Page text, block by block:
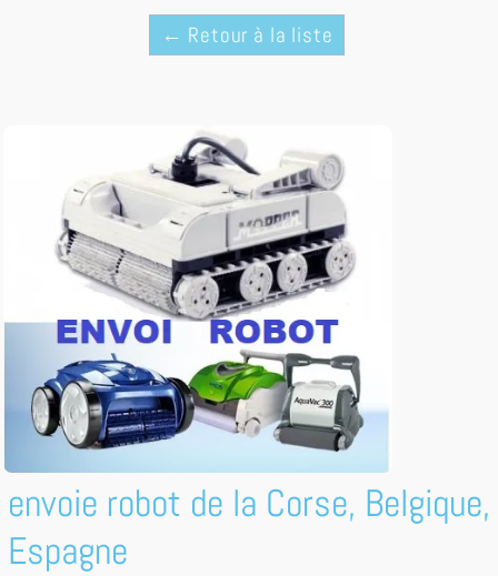
← Retour à la liste
envoie robot de la Corse, Belgique,
Espagne